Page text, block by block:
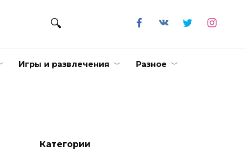
Игры и развлечения Разное
Категории